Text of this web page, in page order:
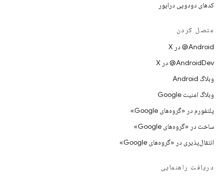
کدهای دودویی درایور
متصل کردن
‫‎@Android در X
‫‎@AndroidDev در X
وبلاگ Android
وبلاگ امنیت Google
پلتفورم در «گروه‌های Google»
ساخت در «گروه‌های Google»
انتقال‌پذیری در «گروه‌های Google»
دریافت راهنمایی